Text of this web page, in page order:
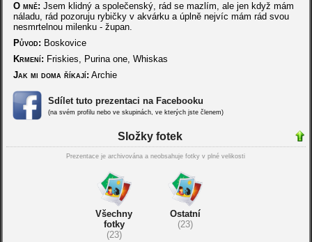
O mně: Jsem klidný a společenský, rád se mazlím, ale jen když mám
náladu, rád pozoruju rybičky v akvárku a úplně nejvíc mám rád svou
nesmrtelnou milenku - župan.
Původ: Boskovice
Krmení: Friskies, Purina one, Whiskas
Jak mi doma říkají: Archie
Sdílet tuto prezentaci na Facebooku
(na svém profilu nebo ve skupinách, ve kterých jste členem)
Složky fotek
Prezentace je archivována a neobsahuje fotky v plné velikosti
Všechny
fotky
(23)
Ostatní
(23)